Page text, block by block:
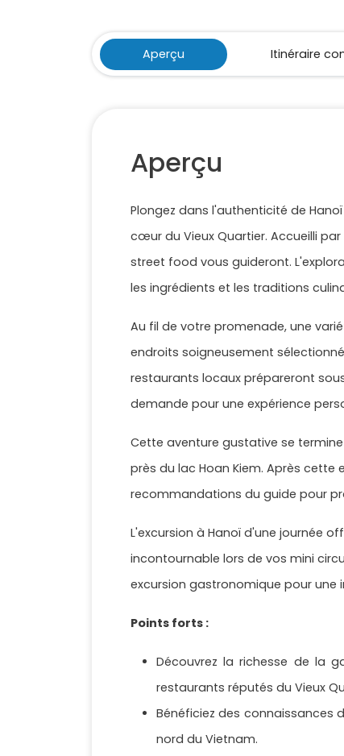
Aperçu Itinéraire
Aperçu
Plongez dans l'authenticité de
cœur du Vieux Quartier. Accueilli
street food vous guideront.
les ingrédients et les traditions
Au fil de votre promenade, une
endroits soigneusement
restaurants locaux prépareront
demande pour une expérience
Cette aventure gustative se
près du lac Hoan Kiem. Après
recommandations du guide pour
L'excursion à Hanoï d'une journée
incontournable lors de vos mini
excursion gastronomique pour une
Points forts :
Découvrez la richesse de la
restaurants réputés du Vieux
Bénéficiez des connaissances
nord du Vietnam.